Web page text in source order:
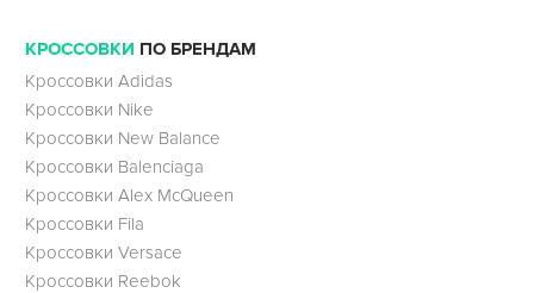
КРОССОВКИ ПО БРЕНДАМ
Кроссовки Adidas
Кроссовки Nike
Кроссовки New Balance
Кроссовки Balenciaga
Кроссовки Alex McQueen
Кроссовки Fila
Кроссовки Versace
Кроссовки Reebok